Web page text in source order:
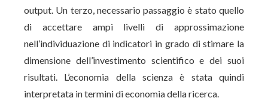
output. Un terzo, necessario passaggio è stato quello
di accettare ampi livelli di approssimazione
nell’individuazione di indicatori in grado di stimare la
dimensione dell’investimento scientifico e dei suoi
risultati. L’economia della scienza è stata quindi
interpretata in termini di economia della ricerca.